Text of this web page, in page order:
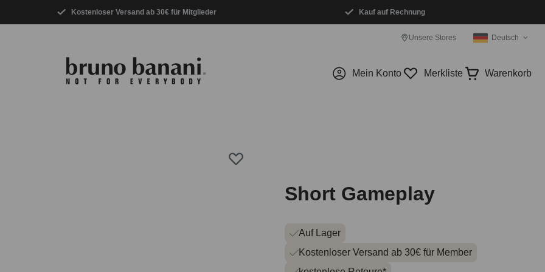
Kostenloser Versand ab 30€ für Mitglieder Kauf auf Rechnung
Unsere Stores Deutsch
Mein Konto Merkliste Warenkorb
Short Gameplay
Auf Lager
Kostenloser Versand ab 30€ für Member